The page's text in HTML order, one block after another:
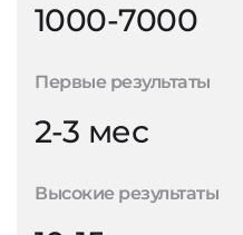
1000-7000
Первые результаты
2-3 мес
Высокие результаты